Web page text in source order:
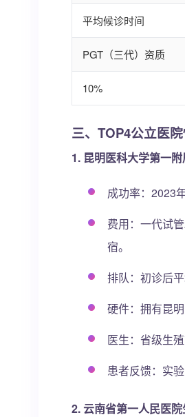
平均候诊时间
PGT（三代）资质
10%
三、TOP4公立医
1. 昆明医科大学第一
成功率：2023
费用：一代试
宿。
排队：初诊后
硬件：拥有昆
医生：省级生
患者反馈：实
2. 云南省第一人民医